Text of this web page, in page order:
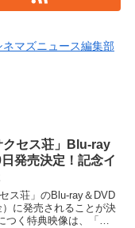
ネマズニュース編集部
クセス荘」Blu-ray
発売決定！記念イ
ス荘」のBlu-ray＆DVD
に発売されることが決
つく特典映像は、「サ